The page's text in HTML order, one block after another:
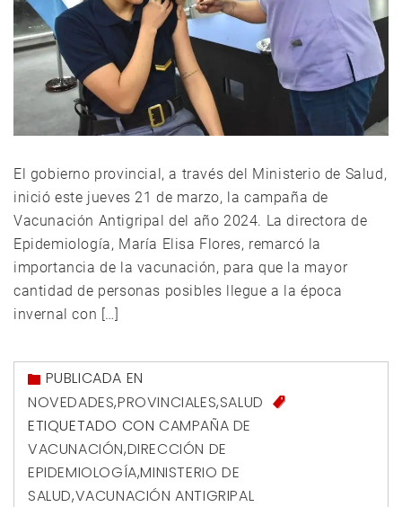
El gobierno provincial, a través del Ministerio de Salud,
inició este jueves 21 de marzo, la campaña de
Vacunación Antigripal del año 2024. La directora de
Epidemiología, María Elisa Flores, remarcó la
importancia de la vacunación, para que la mayor
cantidad de personas posibles llegue a la época
invernal con […]
PUBLICADA EN
NOVEDADES,PROVINCIALES,SALUD
ETIQUETADO CON CAMPAÑA DE
VACUNACIÓN,DIRECCIÓN DE
EPIDEMIOLOGÍA,MINISTERIO DE
SALUD,VACUNACIÓN ANTIGRIPAL